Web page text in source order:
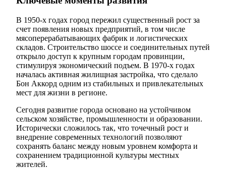
В 1950-х годах город пережил существенный рост за
счет появления новых предприятий, в том числе
мясоперерабатывающих фабрик и логистических
складов. Строительство шоссе и соединительных путей
открыло доступ к крупным городам провинции,
стимулируя экономический подъем. В 1970-х годах
началась активная жилищная застройка, что сделало
Бон Аккорд одним из стабильных и привлекательных
мест для жизни в регионе.
Сегодня развитие города основано на устойчивом
сельском хозяйстве, промышленности и образовании.
Исторически сложилось так, что точечный рост и
внедрение современных технологий позволяют
сохранять баланс между новым уровнем комфорта и
сохранением традиционной культуры местных
жителей.